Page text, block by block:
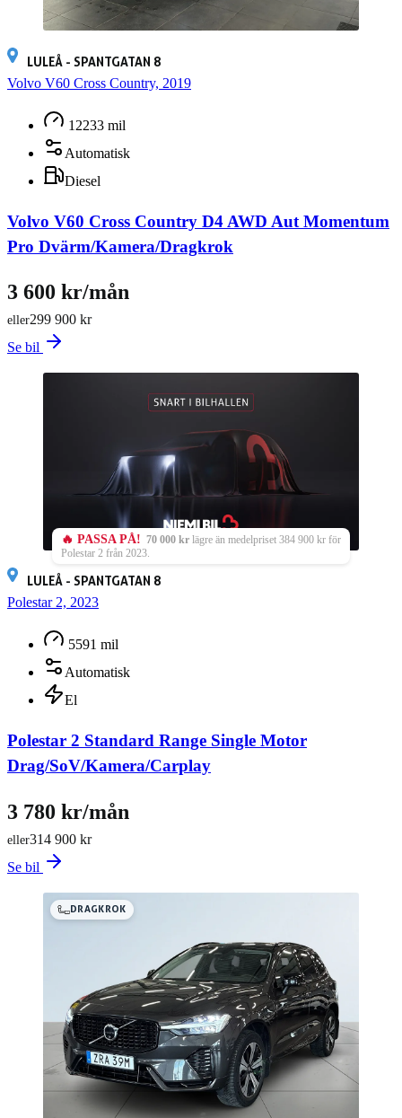
LULEÅ - SPANTGATAN 8
Volvo V60 Cross Country, 2019
12233 mil
Automatisk
Diesel
Volvo V60 Cross Country D4 AWD Aut Momentum
Pro Dvärm/Kamera/Dragkrok
299 900 kr
eller
3 600 kr/mån
Se bil
🔥 PASSA PÅ! 70 000 kr lägre än medelpriset 384 900 kr för
Polestar 2 från 2023.
LULEÅ - SPANTGATAN 8
Polestar 2, 2023
5591 mil
Automatisk
El
Polestar 2 Standard Range Single Motor
Drag/SoV/Kamera/Carplay
314 900 kr
eller
3 780 kr/mån
Se bil
DRAGKROK